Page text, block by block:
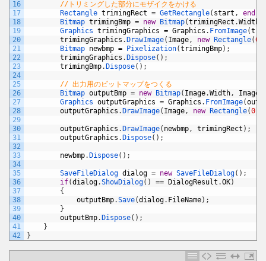
16
17
18
19
20
21
22
23
24
25
26
27
28
29
30
31
32
33
34
35
36
37
38
39
40
41
42
//トリミングした部分にモザイクをかける
Rectangle trimingRect = GetRectangle( start , end
Bitmap trimingBmp = new Bitmap(trimingRect .Width
Graphics trimingGraphics = Graphics . FromImage(
trimingGraphics . DrawImage( Image, new Rectangle(0
Bitmap newbmp = Pixelization(trimingBmp) ;
trimingGraphics . Dispose( ) ;
trimingBmp. Dispose( ) ;
// 出力用のビットマップをつくる
Bitmap outputBmp = new Bitmap( Image.Width, Image
Graphics outputGraphics = Graphics . FromImage(
outputGraphics . DrawImage( Image, new Rectangle(0
outputGraphics . DrawImage( newbmp, trimingRect ) ;
outputGraphics . Dispose( ) ;
newbmp. Dispose( ) ;
SaveFileDialog dialog = new SaveFileDialog( ) ;
if(dialog.ShowDialog( ) == DialogResult .OK)
{
outputBmp.Save(dialog. FileName) ;
}
outputBmp. Dispose( ) ;
}
}